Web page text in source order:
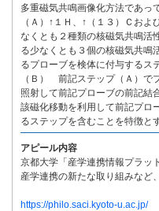
多重磁気共鳴画像化方法であって
（Ａ）↑１Ｈ、↑（１３）Ｃお
なくとも２種類の核磁気共鳴活
る少なくとも３個の核磁気共鳴
るプローブを検体に付与するス
（Ｂ） 前記ステップ（Ａ）で
照射して前記プローブの前記結
該磁化移動を利用して前記プロ
るステップを含むことを特徴と
アピール内容
京都大学「産学連携情報プラッ
産学連携の新たな取り組みなど
https://philo.saci.kyoto-u.ac.jp/